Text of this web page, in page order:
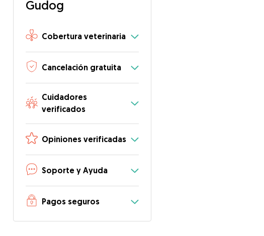
Gudog
Cobertura veterinaria
Cancelación gratuita
Cuidadores
verificados
Opiniones verificadas
Soporte y Ayuda
Pagos seguros